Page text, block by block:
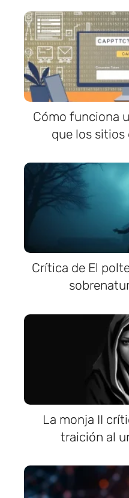
Cómo funciona
que los
Crítica de El
La monja II
traición al